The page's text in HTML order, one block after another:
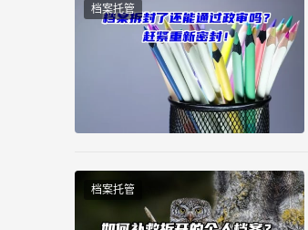
档案托管
档案托管